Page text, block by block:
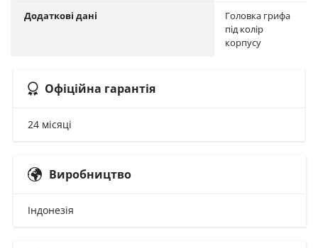
Додаткові дані
Головка грифа
під колір
корпусу
Офіційна гарантія
24 місяці
Виробництво
Індонезія